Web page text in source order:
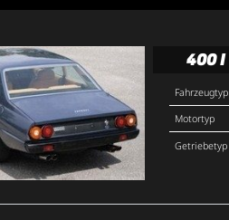
400 I
Fahrzeugtyp
Motortyp
Getriebetyp